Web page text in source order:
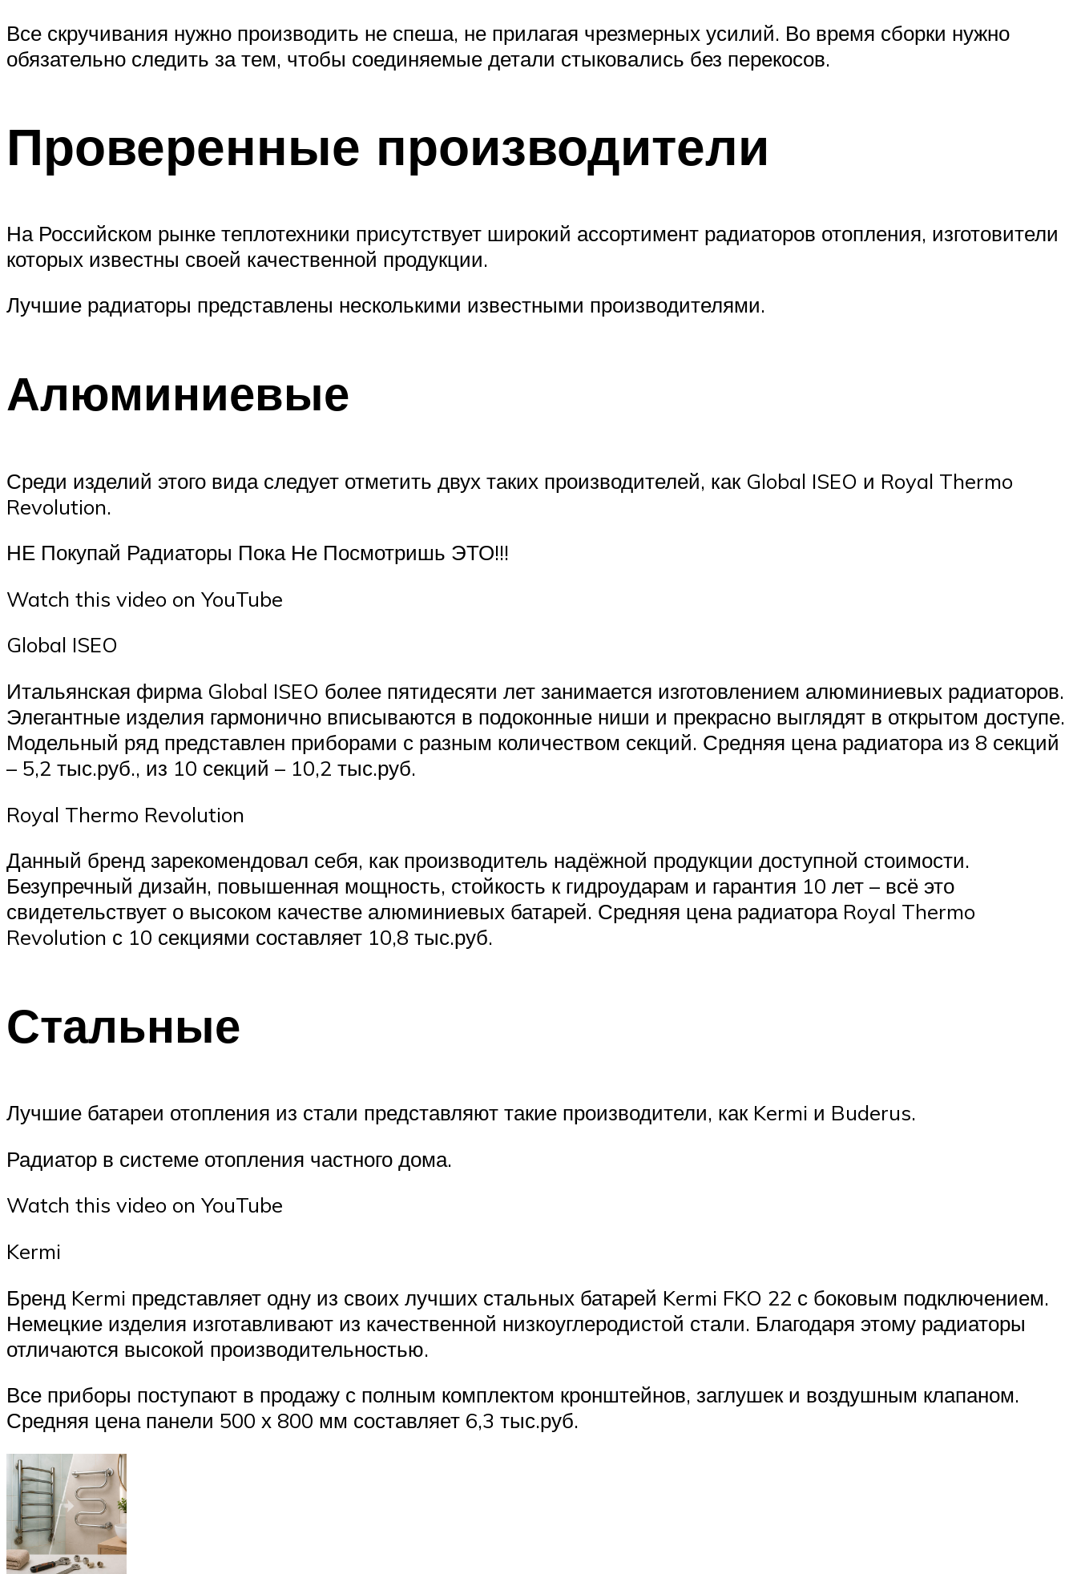
Все скручивания нужно производить не спеша, не прилагая чрезмерных усилий. Во время сборки нужно
обязательно следить за тем, чтобы соединяемые детали стыковались без перекосов.
Проверенные производители
На Российском рынке теплотехники присутствует широкий ассортимент радиаторов отопления, изготовители
которых известны своей качественной продукции.
Лучшие радиаторы представлены несколькими известными производителями.
Алюминиевые
Среди изделий этого вида следует отметить двух таких производителей, как Global ISEO и Royal Thermo
Revolution.
НЕ Покупай Радиаторы Пока Не Посмотришь ЭТО!!!
Watch this video on YouTube
Global ISEO
Итальянская фирма Global ISEO более пятидесяти лет занимается изготовлением алюминиевых радиаторов.
Элегантные изделия гармонично вписываются в подоконные ниши и прекрасно выглядят в открытом доступе.
Модельный ряд представлен приборами с разным количеством секций. Средняя цена радиатора из 8 секций
– 5,2 тыс.руб., из 10 секций – 10,2 тыс.руб.
Royal Thermo Revolution
Данный бренд зарекомендовал себя, как производитель надёжной продукции доступной стоимости.
Безупречный дизайн, повышенная мощность, стойкость к гидроударам и гарантия 10 лет – всё это
свидетельствует о высоком качестве алюминиевых батарей. Средняя цена радиатора Royal Thermo
Revolution с 10 секциями составляет 10,8 тыс.руб.
Стальные
Лучшие батареи отопления из стали представляют такие производители, как Kermi и Buderus.
Радиатор в системе отопления частного дома.
Watch this video on YouTube
Kermi
Бренд Kermi представляет одну из своих лучших стальных батарей Kermi FKO 22 с боковым подключением.
Немецкие изделия изготавливают из качественной низкоуглеродистой стали. Благодаря этому радиаторы
отличаются высокой производительностью.
Все приборы поступают в продажу с полным комплектом кронштейнов, заглушек и воздушным клапаном.
Средняя цена панели 500 х 800 мм составляет 6,3 тыс.руб.